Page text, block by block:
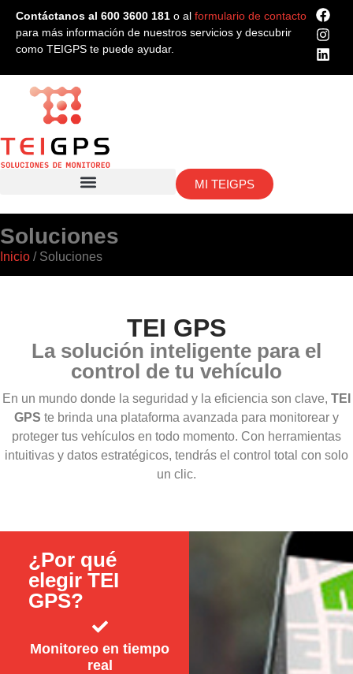
Contáctanos al 600 3600 181 o al formulario de contacto
para más información de nuestros servicios y descubrir
como TEIGPS te puede ayudar.
MI TEIGPS
Soluciones
Inicio / Soluciones
TEI GPS
La solución inteligente para el
control de tu vehículo
En un mundo donde la seguridad y la eficiencia son clave, TEI
GPS te brinda una plataforma avanzada para monitorear y
proteger tus vehículos en todo momento. Con herramientas
intuitivas y datos estratégicos, tendrás el control total con solo
un clic.
¿Por qué
elegir TEI
GPS?
Monitoreo en tiempo
real